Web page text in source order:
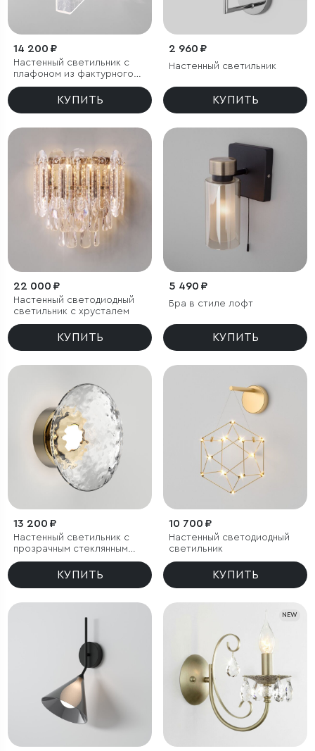
14 200 ₽
Настенный светильник с
плафоном из фактурного
стекла
КУПИТЬ
2 960 ₽
Настенный светильник
КУПИТЬ
22 000 ₽
Настенный светодиодный
светильник с хрусталем
КУПИТЬ
5 490 ₽
Бра в стиле лофт
КУПИТЬ
13 200 ₽
Настенный светильник с
прозрачным стеклянным
плафоном
КУПИТЬ
10 700 ₽
Настенный светодиодный
светильник
КУПИТЬ
NEW